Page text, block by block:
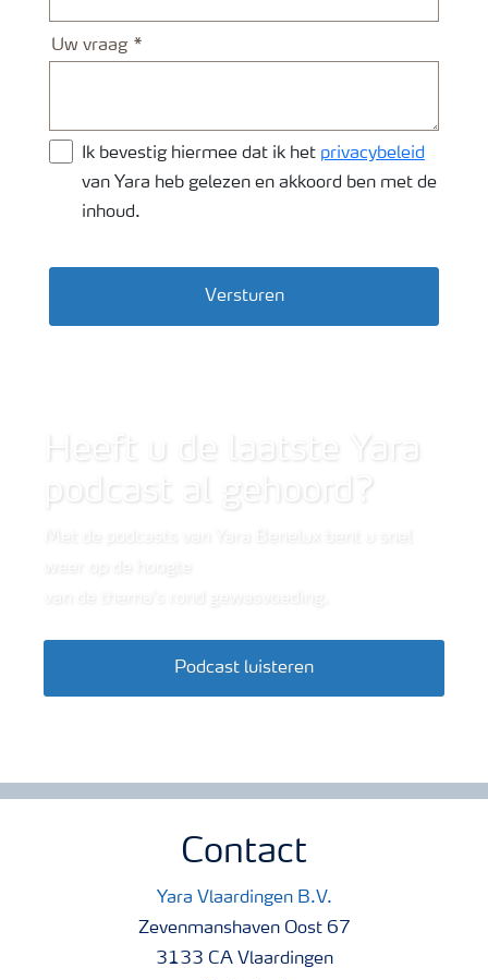
Uw vraag
Ik bevestig hiermee dat ik het privacybeleid
van Yara heb gelezen en akkoord ben met de
inhoud.
Versturen
Heeft u de laatste Yara
podcast al gehoord?
Podcast luisteren
Contact
Yara Vlaardingen B.V.
Zevenmanshaven Oost 67
3133 CA Vlaardingen